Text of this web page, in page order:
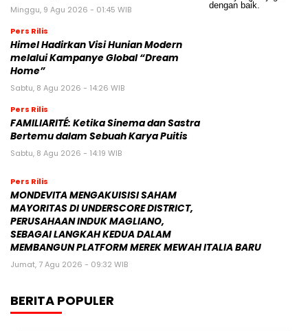
Minggu, 9 Agu 2026 - 01:45 WIB
Pers Rilis
Himel Hadirkan Visi Hunian Modern
melalui Kampanye Global “Dream
Home”
Sabtu, 8 Agu 2026 - 14:26 WIB
Pers Rilis
FAMILIARITÉ: Ketika Sinema dan Sastra
Bertemu dalam Sebuah Karya Puitis
Sabtu, 8 Agu 2026 - 14:19 WIB
Pers Rilis
MONDEVITA MENGAKUISISI SAHAM
MAYORITAS DI UNDERSCORE DISTRICT,
PERUSAHAAN INDUK MAGLIANO,
SEBAGAI LANGKAH KEDUA DALAM
MEMBANGUN PLATFORM MEREK MEWAH ITALIA BARU
Jumat, 7 Agu 2026 - 09:32 WIB
BERITA POPULER